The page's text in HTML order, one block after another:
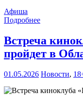
Афиша
Подробнее
Встреча
пройдет в
01.05.2026 Новости,